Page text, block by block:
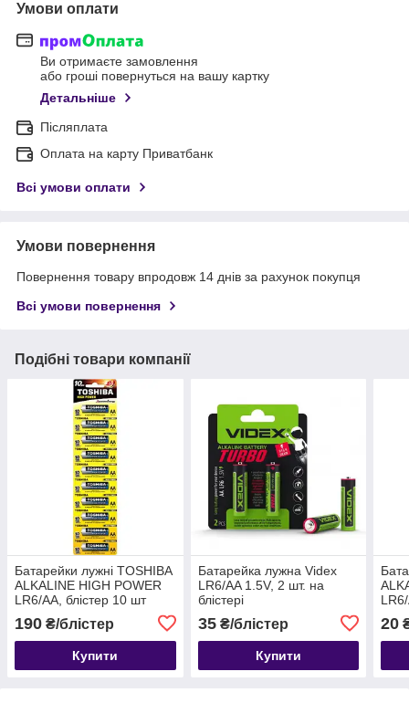
Умови оплати
Ви отримаєте замовлення
або гроші повернуться на вашу картку
Детальніше
Післяплата
Оплата на карту Приватбанк
Всі умови оплати
Умови повернення
Повернення товару впродовж 14 днів за рахунок покупця
Всі умови повернення
Подібні товари компанії
Батарейки лужні TOSHIBA
ALKALINE HIGH POWER
LR6/AA, блістер 10 шт
190 ₴/блістер
Купити
Батарейка лужна Videx
LR6/AA 1.5V, 2 шт. на
блістері
35₴/блістер
Купити
20